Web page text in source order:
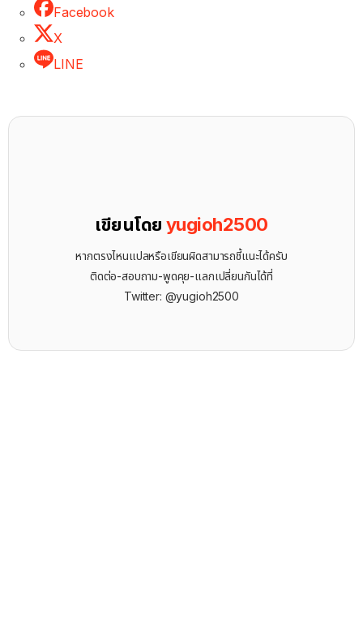
Facebook
X
LINE
เขียนโดยyugioh2500
หากตรงไหนแปลหรือเขียนผิดสามารถชี้แนะได้ครับ
ติดต่อ-สอบถาม-พูดคุย-แลกเปลี่ยนกันได้ที่
Twitter: @yugioh2500